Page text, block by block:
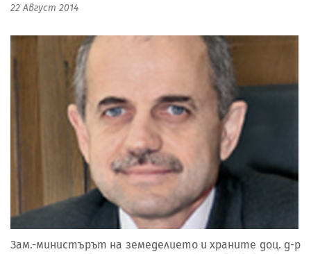
22 Август 2014
Зам.-министърът на земеделието и храните доц. д-р